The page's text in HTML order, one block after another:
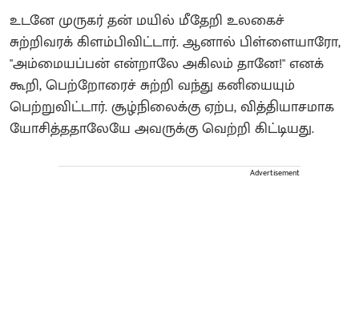
உடனே முருகர் தன் மயில் மீதேறி உலகைச்
சுற்றிவரக் கிளம்பிவிட்டார். ஆனால் பிள்ளையாரோ,
"அம்மையப்பன் என்றாலே அகிலம் தானே!" எனக்
கூறி, பெற்றோரைச் சுற்றி வந்து கனியையும்
பெற்றுவிட்டார். சூழ்நிலைக்கு ஏற்ப, வித்தியாசமாக
யோசித்ததாலேயே அவருக்கு வெற்றி கிட்டியது.
Advertisement